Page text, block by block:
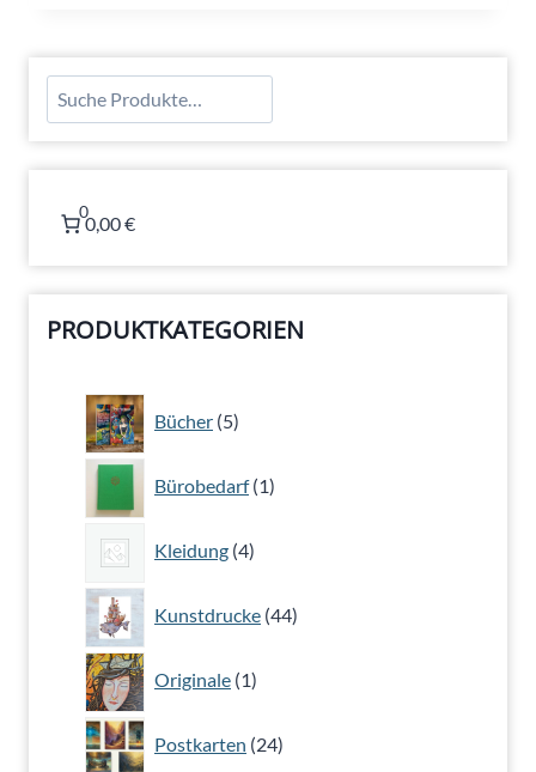
Suchen
0
0,00 €
PRODUKTKATEGORIEN
Bücher 5
Produkte
Bürobedarf 1
Produkt
Kleidung 4
Produkte
Kunstdrucke 44
Produkte
Originale 1
Produkt
Postkarten 24
Produkte